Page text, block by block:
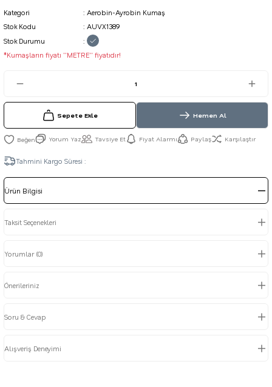
Kategori
Aerobin-Ayrobin Kumaş
Stok Kodu
AUVX1389
Stok Durumu
*Kumaşların fiyatı ''METRE'' fiyatıdır!
Sepete Ekle Hemen Al
Yorum Yaz Tavsiye Et Fiyat Alarmı Paylaş Karşılaştır
Tahmini Kargo Süresi :
Ürün Bilgisi
Taksit Seçenekleri
Yorumlar (0)
Önerileriniz
Soru & Cevap
Alışveriş Deneyimi